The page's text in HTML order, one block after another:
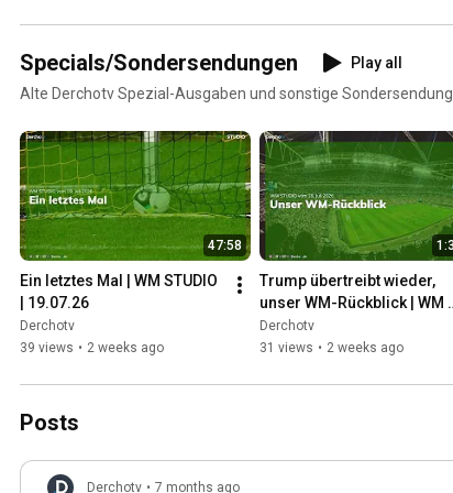
Specials/Sondersendungen
Play all
Alte Derchotv Spezial-Ausgaben und sonstige
47:58
Ein letztes Mal | WM STUDIO
| 19.07.26
Derchotv
39 views • 2 weeks ago
Trump übertreibt wieder,
unser WM-Rückblick | WM
STUDIO | 18.07.26
Derchotv
31 views • 2 weeks ago
Posts
Derchotv • 7 months ago